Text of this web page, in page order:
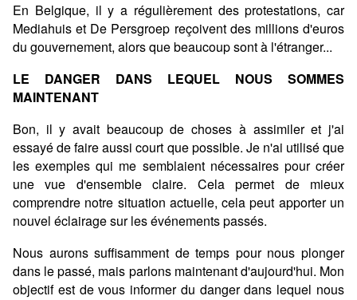
En Belgique, il y a régulièrement des protestations, car
Mediahuis et De Persgroep reçoivent des millions d'euros
du gouvernement, alors que beaucoup sont à l'étranger...
LE DANGER DANS LEQUEL NOUS SOMMES
MAINTENANT
Bon, il y avait beaucoup de choses à assimiler et j'ai
essayé de faire aussi court que possible. Je n'ai utilisé que
les exemples qui me semblaient nécessaires pour créer
une vue d'ensemble claire. Cela permet de mieux
comprendre notre situation actuelle, cela peut apporter un
nouvel éclairage sur les événements passés.
Nous aurons suffisamment de temps pour nous plonger
dans le passé, mais parlons maintenant d'aujourd'hui. Mon
objectif est de vous informer du danger dans lequel nous